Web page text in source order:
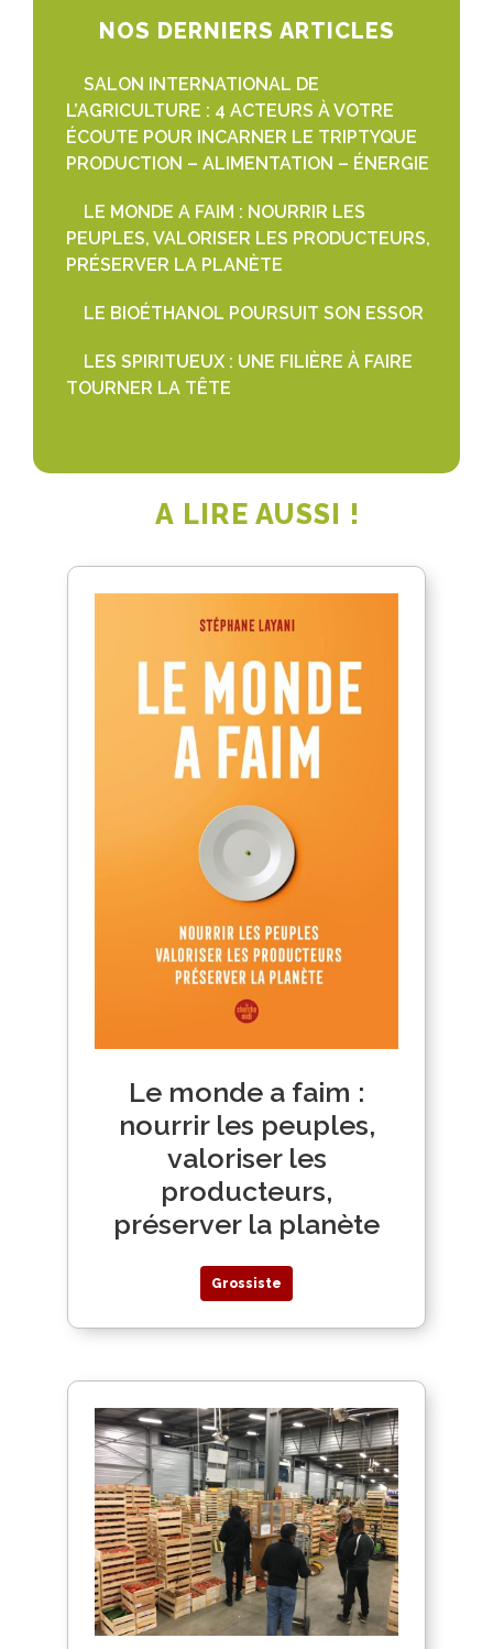
NOS DERNIERS ARTICLES
SALON INTERNATIONAL DE
L’AGRICULTURE : 4 ACTEURS À VOTRE
ÉCOUTE POUR INCARNER LE TRIPTYQUE
PRODUCTION – ALIMENTATION – ÉNERGIE
LE MONDE A FAIM : NOURRIR LES
PEUPLES, VALORISER LES PRODUCTEURS,
PRÉSERVER LA PLANÈTE
LE BIOÉTHANOL POURSUIT SON ESSOR
LES SPIRITUEUX : UNE FILIÈRE À FAIRE
TOURNER LA TÊTE
A LIRE AUSSI !
Le monde a faim :
nourrir les peuples,
valoriser les
producteurs,
préserver la planète
Grossiste